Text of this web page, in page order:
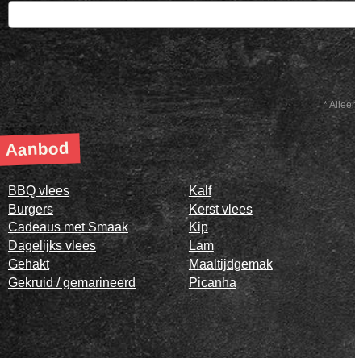
*
Aanbod
BBQ vlees
Burgers
Cadeaus met Smaak
Dagelijks vlees
Gehakt
Gekruid / gemarineerd
Kalf
Kerst vlees
Kip
Lam
Maaltijdgemak
Picanha